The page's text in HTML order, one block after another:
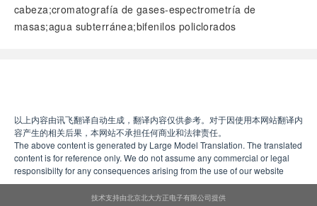
cabeza;cromatografía de gases-espectrometría de
masas;agua subterránea;bifenilos policlorados
以上内容由讯飞翻译自动生成，翻译内容仅供参考。对于因使用本网站翻译内
容产生的相关后果，本网站不承担任何商业和法律责任。
The above content is generated by Large Model Translation. The translated
content is for reference only. We do not assume any commercial or legal
responsibilty for any consequences arising from the use of our website
技术支持由北京北大方正电子有限公司提供